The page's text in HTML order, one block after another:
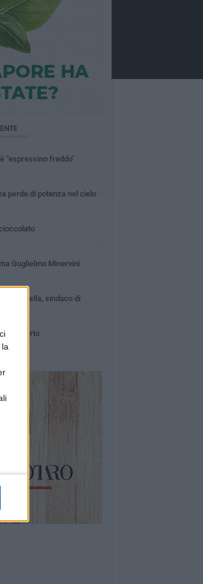
"espressino freddo"
perde di potenza nel cielo
Guglielmo Minervini
Cascella, sindaco di
Concerto